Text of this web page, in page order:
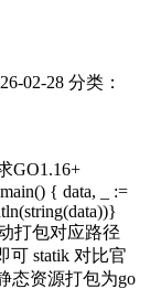
02-28 分类：
GO1.16+
{ data, _ :=
打包对应路径
可 statik 对比官
态资源打包为go